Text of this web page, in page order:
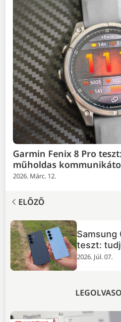
Garmin Fenix 8 Pro
műholdas
2026. Márc. 12.
ELŐZŐ
TOP 5
érdemes
2026. Júl. 02.